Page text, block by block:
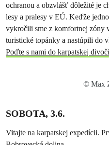
ochranou a obzvlášť dôležité je
lesy a pralesy v EÚ. Keďže
vykročili sme z komfortnej zóny
turistické topánky a nastúpili do
Poďte s nami do karpatskej
© Max
SOBOTA, 3.6.
Vitajte na karpatskej expedícii.